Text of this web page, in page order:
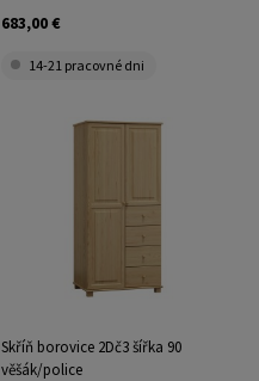
683,00 €
14-21 pracovné dni
Skříň borovice 2Dč3 šířka 90
věšák/police